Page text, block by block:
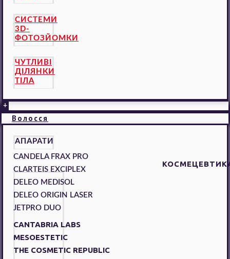
СИСТЕМИ
3D-
ФОТОЗЙОМКИ
ЧУТЛИВІ
ДІЛЯНКИ
ТІЛА
+
Волосся
АПАРАТИ
CANDELA FRAX PRO
CLARTEIS EXCIPLEX
DELEO MEDISOL
DELEO ORIGIN LASER
JETPRO DUO
CANTABRIA LABS
MESOESTETIC
THE COSMETIC REPUBLIC